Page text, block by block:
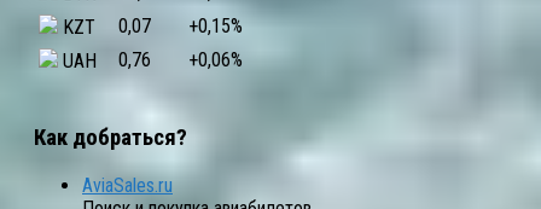
KZT
0,07 +0,15%
UAH
0,76 +0,06%
Как добраться?
AviaSales.ru